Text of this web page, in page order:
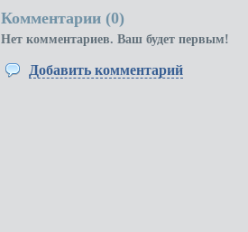
Комментарии (0)
Нет комментариев. Ваш будет первым!
Добавить комментарий